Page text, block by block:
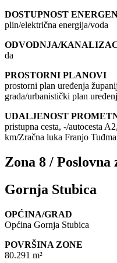
DOSTUPNOST
plin/električna energija/voda
ODVODNJA/
da
PROSTORNI PLANOVI
prostorni plan uređenja
grada/urbanistički plan
UDALJENOST
pristupna cesta, -/autocesta
km/Zračna luka Franjo
Zona 8 / Poslovna
Gornja Stubica
OPĆINA/GRAD
Općina Gornja Stubica
POVRŠINA ZONE
80.291 m²